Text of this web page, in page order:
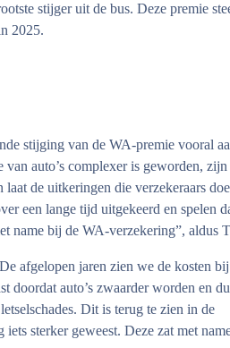
stijger uit de bus. Deze premie
2025.
stijging van de WA-premie vooral
van auto’s complexer is geworden,
de uitkeringen die verzekeraars
een lange tijd uitgekeerd en spelen
name bij de WA-verzekering”, aldus
afgelopen jaren zien we de kosten
doordat auto’s zwaarder worden en
Dit is terug te zien in de
sterker geweest. Deze zat met